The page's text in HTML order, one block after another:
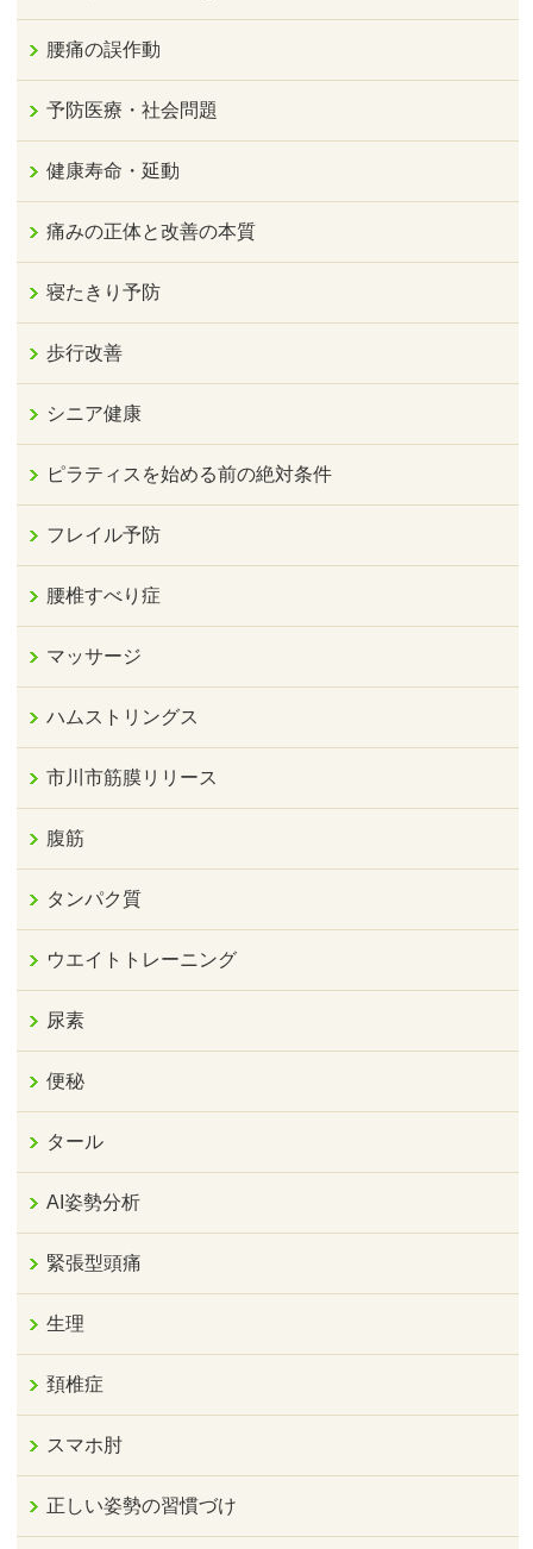
腰痛の誤作動
予防医療・社会問題
健康寿命・延動
痛みの正体と改善の本質
寝たきり予防
歩行改善
シニア健康
ピラティスを始める前の絶対条件
フレイル予防
腰椎すべり症
マッサージ
ハムストリングス
市川市筋膜リリース
腹筋
タンパク質
ウエイトトレーニング
尿素
便秘
タール
AI姿勢分析
緊張型頭痛
生理
頚椎症
スマホ肘
正しい姿勢の習慣づけ